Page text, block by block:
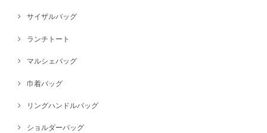
サイザルバッグ
ランチトート
マルシェバッグ
巾着バッグ
リングハンドルバッグ
ショルダーバッグ